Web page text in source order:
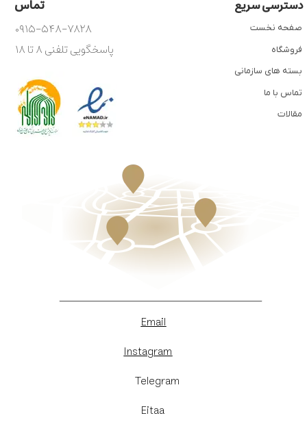
دسترسی سریع تماس
۰۹۱۵-۵۴۸-۷۸۲۸
پاسخگویی تلفنی ۸ تا ۱۸
صفحه نخست
فروشگاه
بسته های سازمانی
تماس با ما
مقالات
Email
Instagram
​Telegram
Eitaa